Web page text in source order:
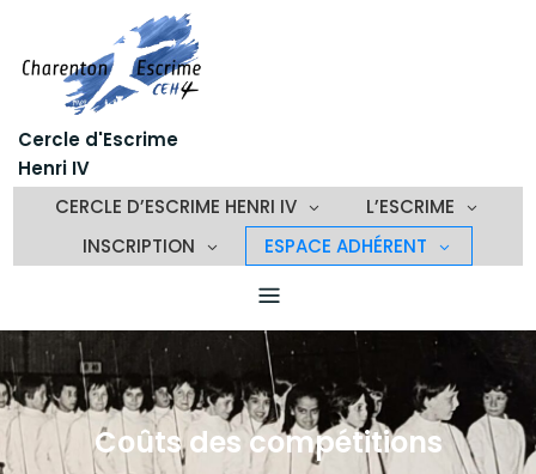
content
Cercle d'Escrime
Henri IV
CERCLE D’ESCRIME HENRI IV
L’ESCRIME
INSCRIPTION
ESPACE ADHÉRENT
Coûts des compétitions